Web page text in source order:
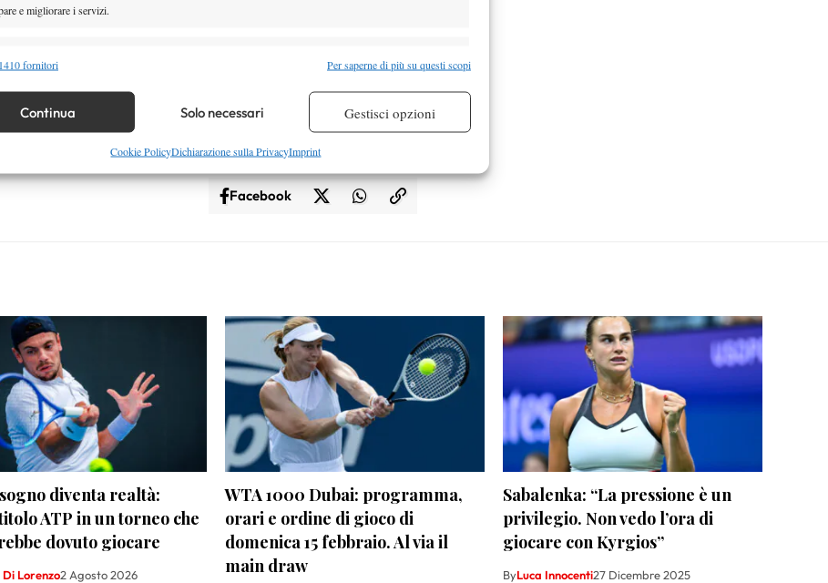
e migliorare i servizi.
i dispositivi in base alle informazioni trasmesse automaticamente.
la sicurezza, prevenire e rilevare frodi, correggere errori,
e presentare pubblicità e contenuto, Salvare e comunicare le
Sempre attivo
fornitori Per saperne di più su questi scopi
Continua Solo necessari Gestisci opzioni
Cookie PolicyDichiarazione sulla PrivacyImprint
Facebook
diventa realtà:
ATP in un torneo che
dovuto giocare
Lorenzo2 Agosto 2026
WTA 1000 Dubai: programma,
orari e ordine di gioco di
domenica 15 febbraio. Al via il
main draw
Sabalenka: “La pressione è un
privilegio. Non vedo l’ora di
giocare con Kyrgios”
ByLuca Innocenti27 Dicembre 2025